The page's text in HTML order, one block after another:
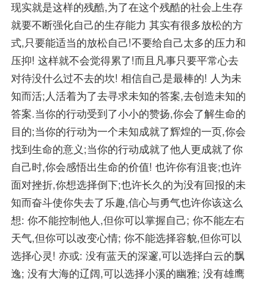
现实就是这样的残酷,为了在这个残酷的社会上生存
就要不断强化自己的生存能力 其实有很多放松的方
式,只要能适当的放松自己!不要给自己太多的压力和
压抑! 这样就不会觉得累了!而且凡事只要平常心去
对待没什么过不去的坎! 相信自己是最棒的! 人为未
知而活;人活着为了去寻求未知的答案,去创造未知的
答案.当你的行动受到了小小的赞扬,你会了解生命的
目的;当你的行动为一个未知成就了辉煌的一页,你会
找到生命的意义;当你的行动成就了他人更成就了你
自己时,你会感悟出生命的价值! 也许你有沮丧;也许
面对挫折,你想选择倒下;也许长久的为没有回报的未
知而奋斗使你失去了乐趣,信心与勇气也许你该这么
想: 你不能控制他人,但你可以掌握自己; 你不能左右
天气,但你可以改变心情; 你不能选择容貌,但你可以
选择心灵! 亦或: 没有蓝天的深邃,可以选择白云的飘
逸; 没有大海的辽阔,可以选择小溪的幽雅; 没有雄鹰